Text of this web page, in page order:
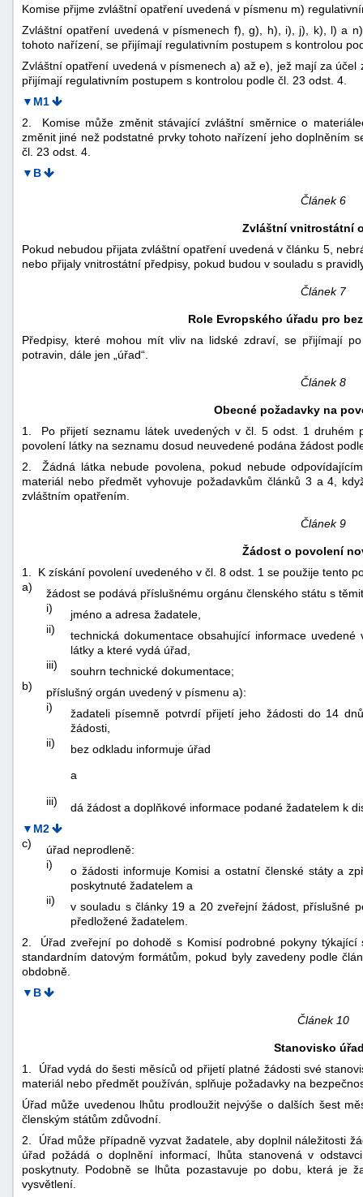
Komise přijme zvláštní opatření uvedená v písmenu m)
Zvláštní opatření uvedená v písmenech f), g), h), i), j), k), l) a
tohoto nařízení, se přijímají regulativním postupem s kontrolou
Zvláštní opatření uvedená v písmenech a) až e), jež mají za
přijímají regulativním postupem s kontrolou podle čl. 23 odst. 4.
▼M1
2. Komise může změnit stávající zvláštní směrnice o
změnit jiné než podstatné prvky tohoto nařízení jeho doplněním
čl. 23 odst. 4.
▼B
Článek 6
Zvláštní vnitrostátní
Pokud nebudou přijata zvláštní opatření uvedená v článku 5,
nebo přijaly vnitrostátní předpisy, pokud budou v souladu s
Článek 7
Role Evropského úřadu pro
Předpisy, které mohou mít vliv na lidské zdraví, se přijímají
potravin, dále jen „úřad“.
Článek 8
Obecné požadavky na
1. Po přijetí seznamu látek uvedených v čl. 5 odst. 1 druhém
povolení látky na seznamu dosud neuvedené podána žádost
2. Žádná látka nebude povolena, pokud nebude
materiál nebo předmět vyhovuje požadavkům článků 3 a 4,
zvláštním opatřením.
Článek 9
Žádost o povolení
1. K získání povolení uvedeného v čl. 8 odst. 1 se použije tento
a)
žádost se podává příslušnému orgánu členského státu s
i)
jméno a adresa žadatele,
ii)
technická dokumentace obsahující informace
látky a které vydá úřad,
iii)
souhrn technické dokumentace;
b)
příslušný orgán uvedený v písmenu a):
i)
žadateli písemně potvrdí přijetí jeho žádosti do 14
žádosti,
ii)
bez odkladu informuje úřad
a
iii)
dá žádost a doplňkové informace podané žadatelem k
▼M2
c)
úřad neprodleně:
i)
o žádosti informuje Komisi a ostatní členské státy a
poskytnuté žadatelem a
ii)
v souladu s články 19 a 20 zveřejní žádost, příslušné
předložené žadatelem.
2. Úřad zveřejní po dohodě s Komisí podrobné pokyny
standardním datovým formátům, pokud byly zavedeny podle
obdobně.
▼B
Článek 10
Stanovisko
1. Úřad vydá do šesti měsíců od přijetí platné žádosti své
materiál nebo předmět používán, splňuje požadavky na
Úřad může uvedenou lhůtu prodloužit nejvýše o dalších šest
členským státům zdůvodní.
2. Úřad může případně vyzvat žadatele, aby doplnil náležitosti
úřad požádá o doplnění informací, lhůta stanovená v
poskytnuty. Podobně se lhůta pozastavuje po dobu, která je
vysvětlení.